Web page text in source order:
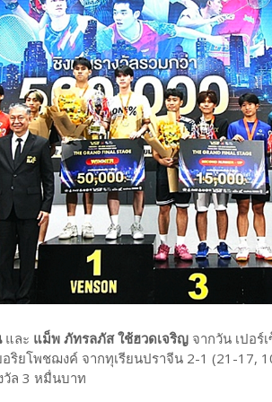
และ แม็พ ภัทรลภัส ใช้ฮวดเจริญ จากวัน เปอร์
ริยโพชฌงค์ จากทุเรียนปราจีน 2-1 (21-17,
วัล 3 หมื่นบาท